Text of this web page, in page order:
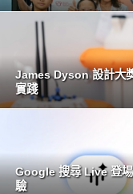
James Dyson 設計大
實踐
Google 搜尋 Live 登
驗